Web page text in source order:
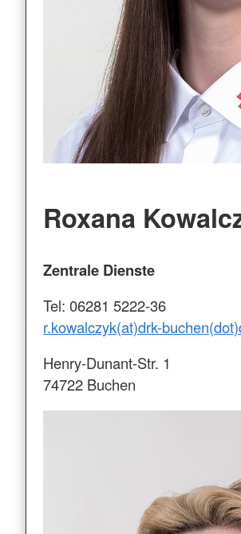
Roxana
Zentrale Dienste
Tel: 06281 5222-36
r.kowalczyk(at)drk-
Henry-Dunant-Str. 1
74722 Buchen